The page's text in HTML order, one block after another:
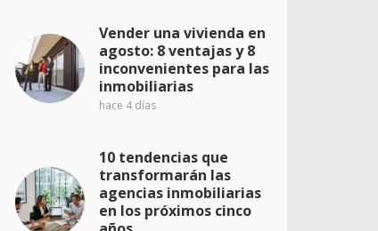
Vender una vivienda en
agosto: 8 ventajas y 8
inconvenientes para las
inmobiliarias
hace 4 días
10 tendencias que
transformarán las
agencias inmobiliarias
en los próximos cinco